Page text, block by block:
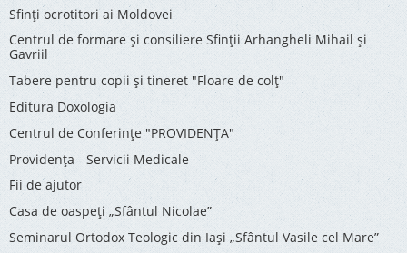
Sfinți ocrotitori ai Moldovei
Centrul de formare și consiliere Sfinții Arhangheli Mihail și
Gavriil
Tabere pentru copii şi tineret "Floare de colţ"
Editura Doxologia
Centrul de Conferinţe "PROVIDENŢA"
Providenţa - Servicii Medicale
Fii de ajutor
Casa de oaspeți „Sfântul Nicolae”
Seminarul Ortodox Teologic din Iași „Sfântul Vasile cel Mare”